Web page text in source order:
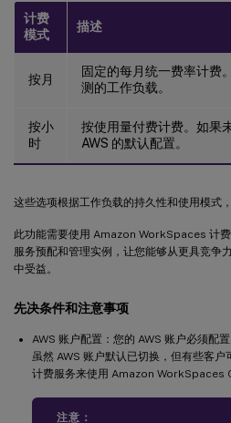
计费
模式
描述
按月
固定的每月统一费率计费
测的工作负载。
按小
时
按使用量付费计费。如果
AWS 的默认配置。
这些选项根据工作负载的持久性和使用模式
此功能需要使用 Amazon WorkSpaces 计
服务预配和管理实例，让您能够从更具竞争
中受益。
先决条件和注意事项
AWS 账户配置：您的 AWS 账户必须配
虽然 AWS 账户默认已切换，但有些客户
计费服务来使用 Amazon WorkSpaces
注意：